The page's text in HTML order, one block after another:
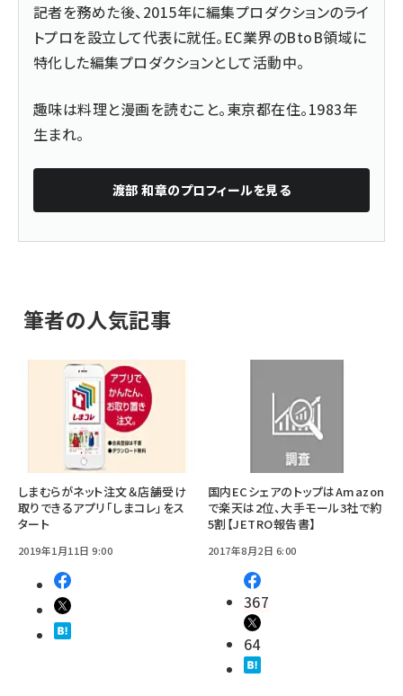
記者を務めた後、2015年に編集プロダクションのライ
トプロを設立して代表に就任。EC業界のBtoB領域に
特化した編集プロダクションとして活動中。
趣味は料理と漫画を読むこと。東京都在住。1983年
生まれ。
渡部 和章のプロフィールを見る
筆者の人気記事
しまむらがネット注文＆店舗受け
取りできるアプリ「しまコレ」をス
タート
2019年1月11日 9:00
国内ECシェアのトップはAmazon
で楽天は2位、大手モール3社で約
5割【JETRO報告書】
2017年8月2日 6:00
367
64